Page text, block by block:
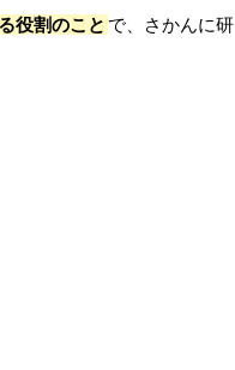
役割のこと で、さかんに研